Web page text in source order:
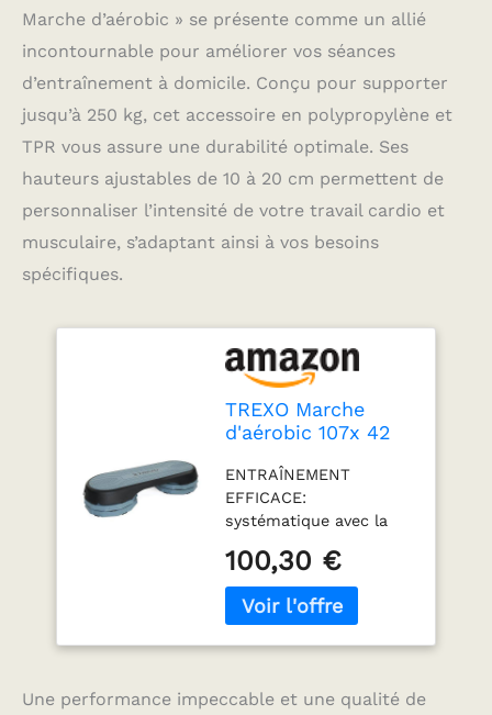
Marche d’aérobic » se présente comme un allié
incontournable pour améliorer vos séances
d’entraînement à domicile. Conçu pour supporter
jusqu’à 250 kg, cet accessoire en polypropylène et
TPR vous assure une durabilité optimale. Ses
hauteurs ajustables de 10 à 20 cm permettent de
personnaliser l’intensité de votre travail cardio et
musculaire, s’adaptant ainsi à vos besoins
spécifiques.
TREXO Marche
d'aérobic 107x 42
et le fitness
Hauteur ajustable
10-15-20 cm
Durable en
polypropylène et
TPR Marche
d'aérobic de haute
qualité jusqu'à 250
ENTRAÎNEMENT
EFFICACE:
systématique avec la
améliore la capacité
cardiovasculaire et
respiratoire, ce qui
générale. L'intégration
100,30 €
Une performance impeccable et une qualité de